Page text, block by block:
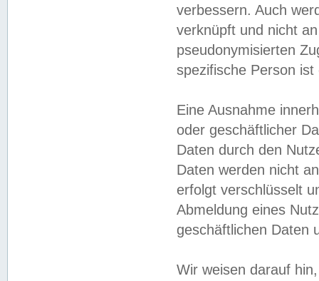
verbessern. Auch
verknüpft und nicht
pseudonymisierten
spezifische Person
Eine Ausnahme
oder geschäftlicher
Daten durch den
Daten werden nicht
erfolgt verschlüsselt
Abmeldung eines
geschäftlichen Daten
Wir weisen darauf